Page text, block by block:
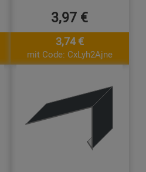
3,97 €
3,74 €
mit Code: CxLyh2Ajne